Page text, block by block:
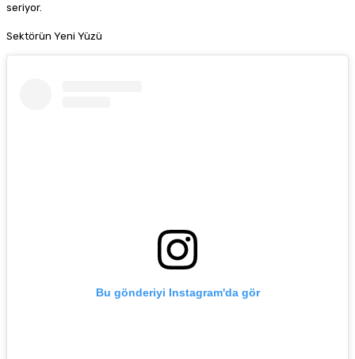
seriyor.
Sektörün Yeni Yüzü
Bu gönderiyi Instagram'da gör